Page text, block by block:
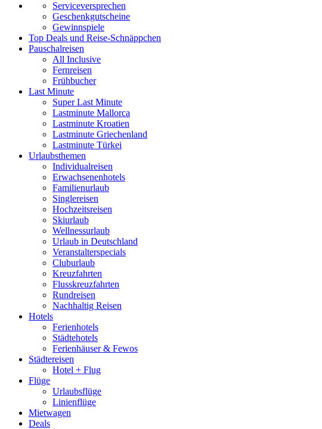
Serviceversprechen
Geschenkgutscheine
Gewinnspiele
Top Deals und Reise-Schnäppchen
Pauschalreisen
All Inclusive
Fernreisen
Frühbucher
Last Minute
Super Last Minute
Lastminute Mallorca
Lastminute Kroatien
Lastminute Griechenland
Lastminute Türkei
Urlaubsthemen
Individualreisen
Erwachsenenhotels
Familienurlaub
Singlereisen
Hochzeitsreisen
Skiurlaub
Wellnessurlaub
Urlaub in Deutschland
Veranstalterspecials
Cluburlaub
Kreuzfahrten
Flusskreuzfahrten
Rundreisen
Nachhaltig Reisen
Hotels
Ferienhotels
Städtehotels
Ferienhäuser & Fewos
Städtereisen
Hotel + Flug
Flüge
Urlaubsflüge
Linienflüge
Mietwagen
Deals